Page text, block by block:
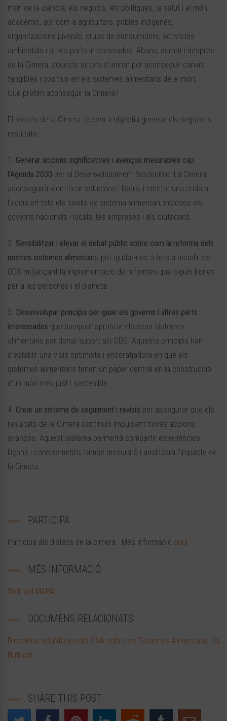
món de la ciència, els negocis, les polítiques, la salut i el món
acadèmic, així com a agricultors, pobles indígenes,
organitzacions juvenils, grups de consumidors, activistes
ambientals i altres parts interessades. Abans, durant i després
de la Cimera, aquests actors s’uniran per aconseguir canvis
tangibles i positius en els sistemes alimentaris de el món.
Què pretén aconseguir la Cimera?
El procés de la Cimera té com a objectiu generar els següents
resultats:
1. Generar accions significatives i avenços mesurables cap
l’Agenda 2030 per al Desenvolupament Sostenible. La Cimera
aconseguirà identificar solucions i líders, i emetre una crida a
l’acció en tots els nivells de sistema alimentari, inclosos els
governs nacionals i locals, les empreses i els ciutadans.
2. Sensibilitzar i elevar el debat públic sobre com la reforma dels
nostres sistemes alimentaris pot ajudar-nos a tots a assolir els
ODS mitjançant la implementació de reformes que siguin bones
per a les persones i el planeta.
3. Desenvolupar principis per guiar els governs i altres parts
interessades que busquen aprofitar els seus sistemes
alimentaris per donar suport als ODS. Aquests principis han
d’establir una visió optimista i encoratjadora en què els
sistemes alimentaris tenen un paper central en la construcció
d’un món més just i sostenible.
4. Crear un sistema de seguiment i revisió per assegurar que els
resultats de la Cimera continuïn impulsant noves accions i
avanços. Aquest sistema permetrà compartir experiències,
lliçons i coneixements; també mesurarà i analitzarà l’impacte de
la Cimera.
PARTICIPA
Participa als diàlecs de la cimera . Més informació aquí
MÉS INFORMACIÓ
Web del MAPA
DOCUMENS RELACIONATS
Directrius voluntàries del CSA sobre els Sistemes Alimentaris i la
Nutrició
SHARE THIS POST